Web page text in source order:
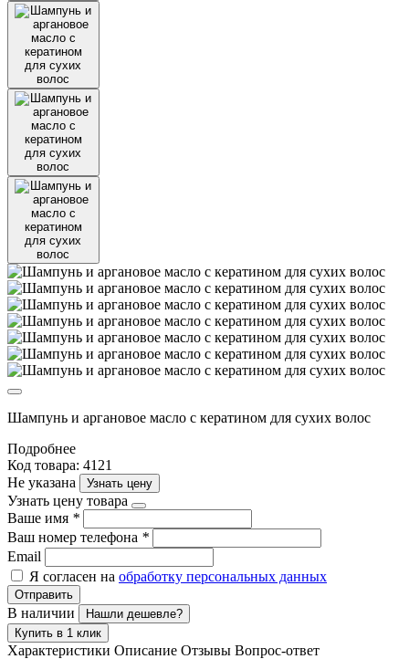
Шампунь и аргановое масло с кератином для сухих волос
Подробнее
Код товара: 4121
Не указана
Узнать цену
Узнать цену товара
Ваше имя *
Ваш номер телефона *
Email
Я согласен на обработку персональных данных
Отправить
В наличии
Нашли дешевле?
Купить в 1 клик
Характеристики Описание Отзывы Вопрос-ответ